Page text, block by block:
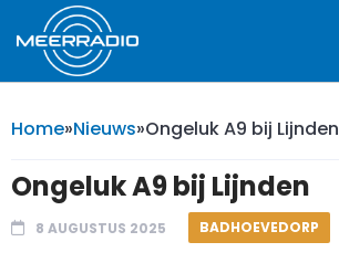
Home»Nieuws»Ongeluk A9 bij Lijnden
Ongeluk A9 bij Lijnden
8 AUGUSTUS 2025 BADHOEVEDORP